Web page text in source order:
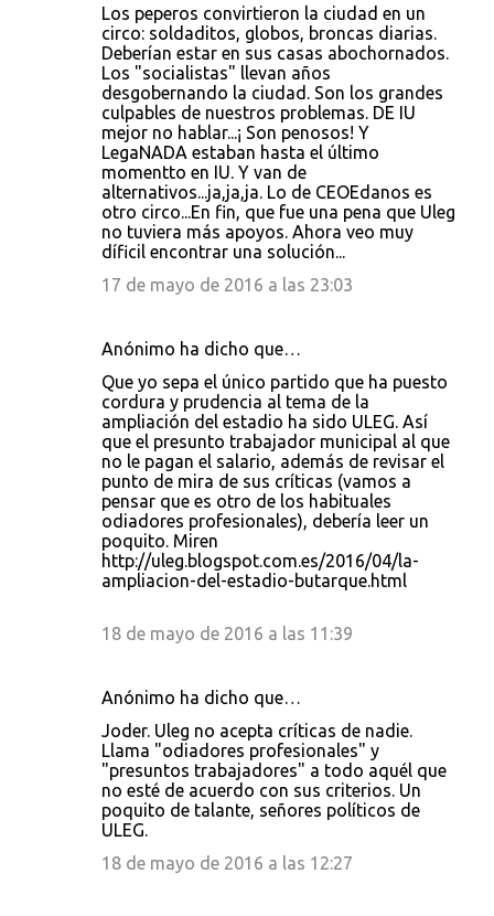
Los peperos convirtieron la ciudad en un
circo: soldaditos, globos, broncas diarias.
Deberían estar en sus casas abochornados.
Los "socialistas" llevan años
desgobernando la ciudad. Son los grandes
culpables de nuestros problemas. DE IU
mejor no hablar...¡ Son penosos! Y
LegaNADA estaban hasta el último
momentto en IU. Y van de
alternativos...ja,ja,ja. Lo de CEOEdanos es
otro circo...En fin, que fue una pena que Uleg
no tuviera más apoyos. Ahora veo muy
díficil encontrar una solución...
17 de mayo de 2016 a las 23:03
Anónimo ha dicho que…
Que yo sepa el único partido que ha puesto
cordura y prudencia al tema de la
ampliación del estadio ha sido ULEG. Así
que el presunto trabajador municipal al que
no le pagan el salario, además de revisar el
punto de mira de sus críticas (vamos a
pensar que es otro de los habituales
odiadores profesionales), debería leer un
poquito. Miren
http://uleg.blogspot.com.es/2016/04/la-
ampliacion-del-estadio-butarque.html
18 de mayo de 2016 a las 11:39
Anónimo ha dicho que…
Joder. Uleg no acepta críticas de nadie.
Llama "odiadores profesionales" y
"presuntos trabajadores" a todo aquél que
no esté de acuerdo con sus criterios. Un
poquito de talante, señores políticos de
ULEG.
18 de mayo de 2016 a las 12:27